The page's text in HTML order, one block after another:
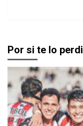
Por si te lo